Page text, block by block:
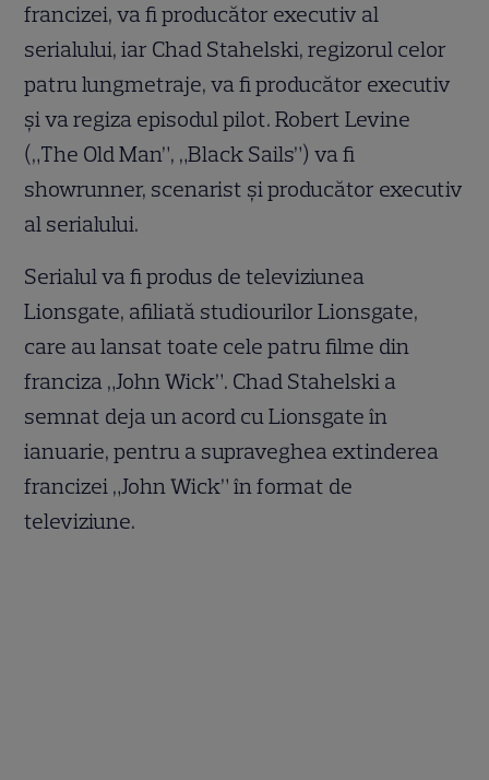
francizei, va fi producător executiv al
serialului, iar Chad Stahelski, regizorul celor
patru lungmetraje, va fi producător executiv
și va regiza episodul pilot. Robert Levine
(„The Old Man”, „Black Sails”) va fi
showrunner, scenarist și producător executiv
al serialului.
Serialul va fi produs de televiziunea
Lionsgate, afiliată studiourilor Lionsgate,
care au lansat toate cele patru filme din
franciza „John Wick”. Chad Stahelski a
semnat deja un acord cu Lionsgate în
ianuarie, pentru a supraveghea extinderea
francizei „John Wick” în format de
televiziune.